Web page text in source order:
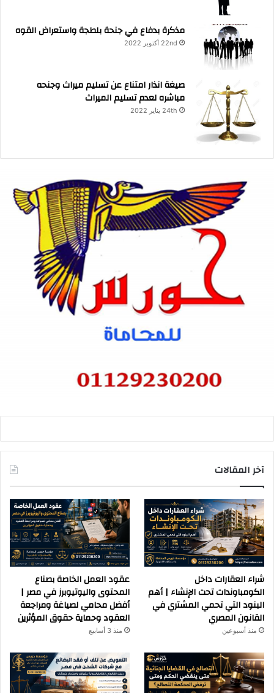
مذكرة بدفاع في جنحة بلطجة واستعراض القوه
22nd أكتوبر 2022
صيغة انذار امتناع عن تسليم ميراث وجنحه
مباشره لعدم تسليم الميراث
24th يناير 2022
آخر المقالات
شراء العقارات داخل
الكومباوندات تحت الإنشاء | أهم
البنود التي تحمي المشتري في
القانون المصري
منذ أسبوعين
عقود العمل الخاصة بصناع
المحتوى واليوتيوبرز في مصر |
أفضل محامي لصياغة ومراجعة
العقود وحماية حقوق المؤثرين
منذ 3 أسابيع